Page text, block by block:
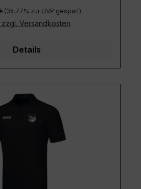
Preis:
(36.77% zur UVP gespart)
zzgl. Versandkosten
Details